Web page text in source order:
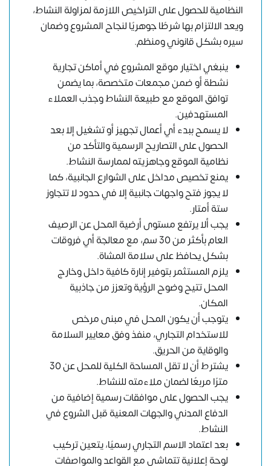
النظامية للحصول على التراخيص اللازمة لمزاولة النشاط،
ويعد الالتزام بها شرطًا جوهريًا لنجاح المشروع وضمان
سيره بشكل قانوني ومنظم.
ينبغي اختيار موقع المشروع في أماكن تجارية
نشطة أو ضمن مجمعات متخصصة، بما يضمن
توافق الموقع مع طبيعة النشاط وجذب العملاء
المستهدفين.
لا يسمح ببدء أي أعمال تجهيز أو تشغيل إلا بعد
الحصول على التصاريح الرسمية والتأكد من
نظامية الموقع وجاهزيته لممارسة النشاط.
يمنع تخصيص مداخل على الشوارع الجانبية، كما
لا يجوز فتح واجهات جانبية إلا في حدود لا تتجاوز
ستة أمتار.
يجب ألا يرتفع مستوى أرضية المحل عن الرصيف
العام بأكثر من 30 سم، مع معالجة أي فروقات
بشكل يحافظ على سلامة المشاة.
يلزم المستثمر بتوفير إنارة كافية داخل وخارج
المحل تتيح وضوح الرؤية وتعزز من جاذبية
المكان.
يتوجب أن يكون المحل في مبنى مرخص
للاستخدام التجاري، منفذ وفق معايير السلامة
والوقاية من الحريق.
يشترط أن لا تقل المساحة الكلية للمحل عن 30
مترًا مربعًا لضمان ملاءمته للنشاط.
يجب الحصول على موافقات رسمية إضافية من
الدفاع المدني والجهات المعنية قبل الشروع في
النشاط.
بعد اعتماد الاسم التجاري رسميًا، يتعين تركيب
لوحة إعلانية تتماشى مع القواعد والمواصفات